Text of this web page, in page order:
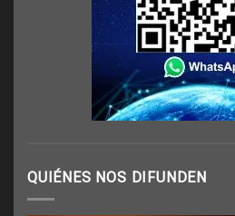
QUIÉNES NOS DIFUNDEN